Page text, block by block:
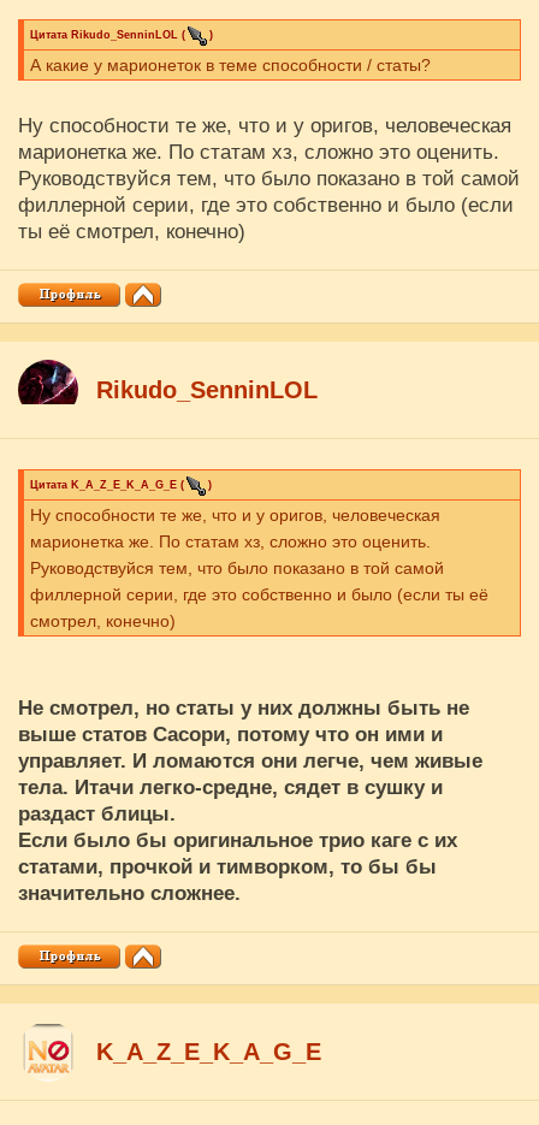
Цитата Rikudo_SenninLOL ( )
А какие у марионеток в теме способности / статы?
Ну способности те же, что и у оригов, человеческая
марионетка же. По статам хз, сложно это оценить.
Руководствуйся тем, что было показано в той самой
филлерной серии, где это собственно и было (если
ты её смотрел, конечно)
Rikudo_SenninLOL
Цитата K_A_Z_E_K_A_G_E ( )
Ну способности те же, что и у оригов, человеческая
марионетка же. По статам хз, сложно это оценить.
Руководствуйся тем, что было показано в той самой
филлерной серии, где это собственно и было (если ты её
смотрел, конечно)
Не смотрел, но статы у них должны быть не
выше статов Сасори, потому что он ими и
управляет. И ломаются они легче, чем живые
тела. Итачи легко-средне, сядет в сушку и
раздаст блицы.
Если было бы оригинальное трио каге с их
статами, прочкой и тимворком, то бы бы
значительно сложнее.
K_A_Z_E_K_A_G_E